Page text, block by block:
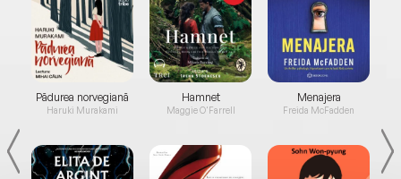
Pădurea norvegiană
Haruki Murakami
Hamnet
Maggie O'Farrell
Menajera
Freida McFadden